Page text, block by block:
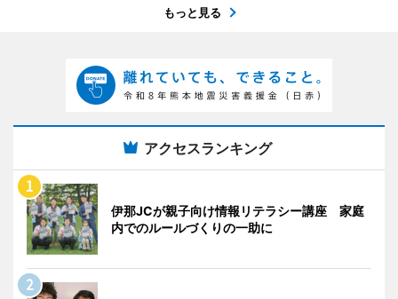
もっと見る
アクセスランキング
伊那JCが親子向け情報リテラシー講座 家庭
内でのルールづくりの一助に